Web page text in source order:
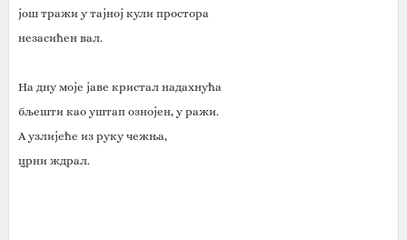
још тражи у тајној кули простора
незасићен вал.
На дну моје јаве кристал надахнућа
бљешти као уштап ознојен, у ражи.
А узлијеће из руку чежња,
црни ждрал.